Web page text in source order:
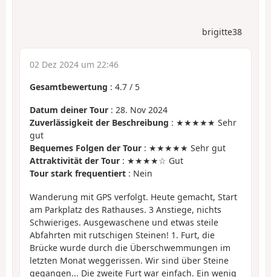
brigitte38
02 Dez 2024 um 22:46
Gesamtbewertung : 4.7 / 5
Datum deiner Tour : 28. Nov 2024
Zuverlässigkeit der Beschreibung : ★★★★★ Sehr
gut
Bequemes Folgen der Tour : ★★★★★ Sehr gut
Attraktivität der Tour : ★★★★☆ Gut
Tour stark frequentiert : Nein
Wanderung mit GPS verfolgt. Heute gemacht, Start
am Parkplatz des Rathauses. 3 Anstiege, nichts
Schwieriges. Ausgewaschene und etwas steile
Abfahrten mit rutschigen Steinen! 1. Furt, die
Brücke wurde durch die Überschwemmungen im
letzten Monat weggerissen. Wir sind über Steine
gegangen... Die zweite Furt war einfach. Ein wenig